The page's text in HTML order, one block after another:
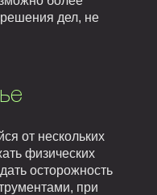
дел, не
от нескольких
физических
осторожность
при